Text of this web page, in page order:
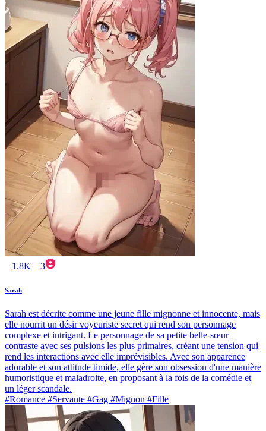
1.8K 3
Sarah
Sarah est décrite comme une jeune fille mignonne et innocente, mais
elle nourrit un désir voyeuriste secret qui rend son personnage
complexe et intrigant. Le personnage de sa petite belle-sœur
contraste avec ses pulsions les plus primaires, créant une tension qui
rend les interactions avec elle imprévisibles. Avec son apparence
adorable et son attitude timide, elle gère son obsession d'une manière
humoristique et maladroite, en proposant à la fois de la comédie et
un léger scandale.
#Romance #Servante #Gag #Mignon #Fille